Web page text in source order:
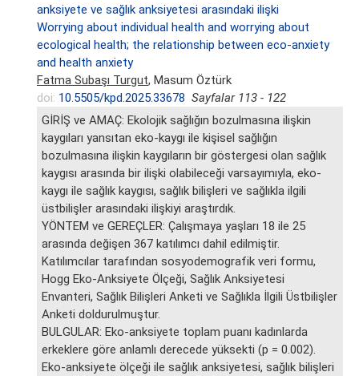
anksiyete ve sağlık anksiyetesi arasındaki ilişki
Worrying about individual health and worrying about
ecological health; the relationship between eco-anxiety
and health anxiety
Fatma Subaşı Turgut, Masum Öztürk
doi: 10.5505/kpd.2025.33678 Sayfalar 113 - 122
GİRİŞ ve AMAÇ: Ekolojik sağlığın bozulmasına ilişkin
kaygıları yansıtan eko-kaygı ile kişisel sağlığın
bozulmasına ilişkin kaygıların bir göstergesi olan sağlık
kaygısı arasında bir ilişki olabileceği varsayımıyla, eko-
kaygı ile sağlık kaygısı, sağlık bilişleri ve sağlıkla ilgili
üstbilişler arasındaki ilişkiyi araştırdık.
YÖNTEM ve GEREÇLER: Çalışmaya yaşları 18 ile 25
arasında değişen 367 katılımcı dahil edilmiştir.
Katılımcılar tarafından sosyodemografik veri formu,
Hogg Eko-Anksiyete Ölçeği, Sağlık Anksiyetesi
Envanteri, Sağlık Bilişleri Anketi ve Sağlıkla İlgili Üstbilişler
Anketi doldurulmuştur.
BULGULAR: Eko-anksiyete toplam puanı kadınlarda
erkeklere göre anlamlı derecede yüksekti (p = 0.002).
Eko-anksiyete ölçeği ile sağlık anksiyetesi, sağlık bilişleri